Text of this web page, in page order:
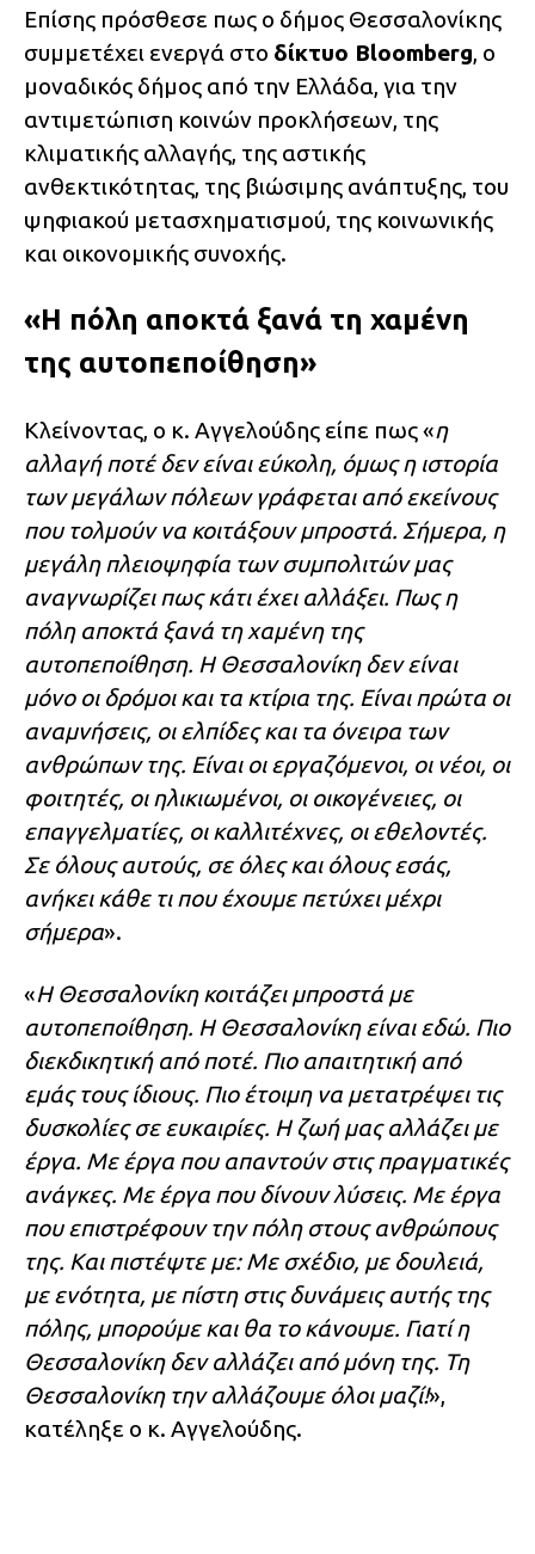
Επίσης πρόσθεσε πως ο δήμος Θεσσαλονίκης
συμμετέχει ενεργά στο δίκτυο Bloomberg, ο
μοναδικός δήμος από την Ελλάδα, για την
αντιμετώπιση κοινών προκλήσεων, της
κλιματικής αλλαγής, της αστικής
ανθεκτικότητας, της βιώσιμης ανάπτυξης, του
ψηφιακού μετασχηματισμού, της κοινωνικής
και οικονομικής συνοχής.
«Η πόλη αποκτά ξανά τη χαμένη
της αυτοπεποίθηση»
Κλείνοντας, ο κ. Αγγελούδης είπε πως «η
αλλαγή ποτέ δεν είναι εύκολη, όμως η ιστορία
των μεγάλων πόλεων γράφεται από εκείνους
που τολμούν να κοιτάξουν μπροστά. Σήμερα, η
μεγάλη πλειοψηφία των συμπολιτών μας
αναγνωρίζει πως κάτι έχει αλλάξει. Πως η
πόλη αποκτά ξανά τη χαμένη της
αυτοπεποίθηση. Η Θεσσαλονίκη δεν είναι
μόνο οι δρόμοι και τα κτίρια της. Είναι πρώτα οι
αναμνήσεις, οι ελπίδες και τα όνειρα των
ανθρώπων της. Είναι οι εργαζόμενοι, οι νέοι, οι
φοιτητές, οι ηλικιωμένοι, οι οικογένειες, οι
επαγγελματίες, οι καλλιτέχνες, οι εθελοντές.
Σε όλους αυτούς, σε όλες και όλους εσάς,
ανήκει κάθε τι που έχουμε πετύχει μέχρι
σήμερα».
«Η Θεσσαλονίκη κοιτάζει μπροστά με
αυτοπεποίθηση. Η Θεσσαλονίκη είναι εδώ. Πιο
διεκδικητική από ποτέ. Πιο απαιτητική από
εμάς τους ίδιους. Πιο έτοιμη να μετατρέψει τις
δυσκολίες σε ευκαιρίες. Η ζωή μας αλλάζει με
έργα. Με έργα που απαντούν στις πραγματικές
ανάγκες. Με έργα που δίνουν λύσεις. Με έργα
που επιστρέφουν την πόλη στους ανθρώπους
της. Και πιστέψτε με: Με σχέδιο, με δουλειά,
με ενότητα, με πίστη στις δυνάμεις αυτής της
πόλης, μπορούμε και θα το κάνουμε. Γιατί η
Θεσσαλονίκη δεν αλλάζει από μόνη της. Τη
Θεσσαλονίκη την αλλάζουμε όλοι μαζί!»,
κατέληξε ο κ. Αγγελούδης.